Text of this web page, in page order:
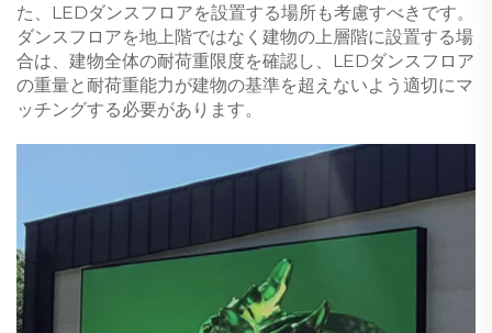
た、LEDダンスフロアを設置する場所も考慮すべきです。
ダンスフロアを地上階ではなく建物の上層階に設置する場
合は、建物全体の耐荷重限度を確認し、LEDダンスフロア
の重量と耐荷重能力が建物の基準を超えないよう適切にマ
ッチングする必要があります。